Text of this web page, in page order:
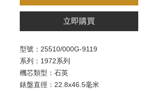
立即購買
型號：25510/000G-9119
系列：1972系列
機芯類型：石英
錶盤直徑：22.8x46.5毫米